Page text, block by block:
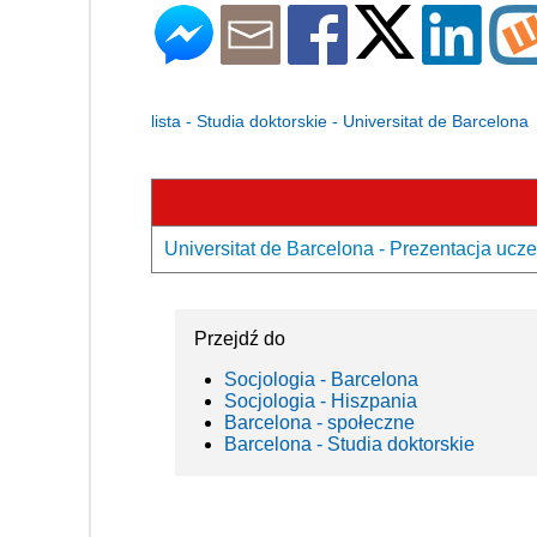
lista - Studia doktorskie - Universitat de Barcelona
Universitat de Barcelona - Prezentacja
Przejdź do
Socjologia - Barcelona
Socjologia - Hiszpania
Barcelona - społeczne
Barcelona - Studia doktorskie